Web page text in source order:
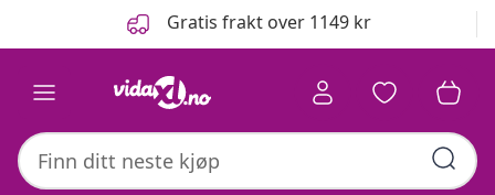
Gratis frakt over 1149 kr